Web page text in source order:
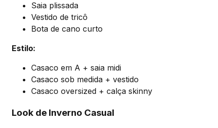
Saia plissada
Vestido de tricô
Bota de cano curto
Estilo:
Casaco em A + saia midi
Casaco sob medida + vestido
Casaco oversized + calça skinny
Look de Inverno Casual